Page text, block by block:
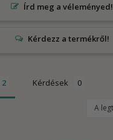
Írd meg a véleményed!
Kérdések